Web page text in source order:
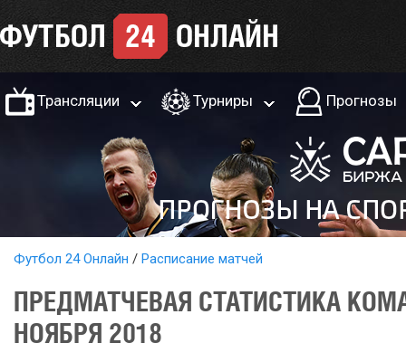
Трансляции Турниры Прогнозы
Футбол 24 Онлайн Расписание матчей
ПРЕДМАТЧЕВАЯ СТАТИСТИКА
НОЯБРЯ 2018